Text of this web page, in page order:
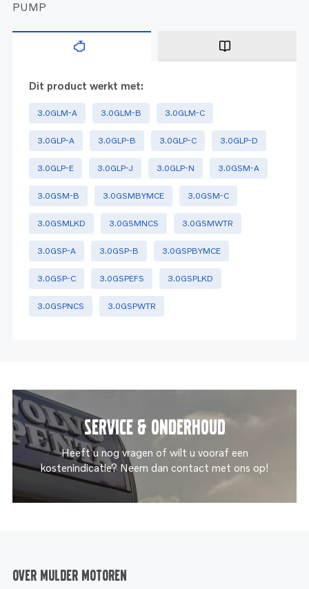
PUMP
Dit product werkt met:
3.0GLM-A 3.0GLM-B 3.0GLM-C
3.0GLP-A 3.0GLP-B 3.0GLP-C 3.0GLP-D
3.0GLP-E 3.0GLP-J 3.0GLP-N 3.0GSM-A
3.0GSM-B 3.0GSMBYMCE 3.0GSM-C
3.0GSMLKD 3.0GSMNCS 3.0GSMWTR
3.0GSP-A 3.0GSP-B 3.0GSPBYMCE
3.0GSP-C 3.0GSPEFS 3.0GSPLKD
3.0GSPNCS 3.0GSPWTR
Service & onderhoud
Heeft u nog vragen of wilt u vooraf een
kostenindicatie? Neem dan contact met ons op!
Over Mulder Motoren